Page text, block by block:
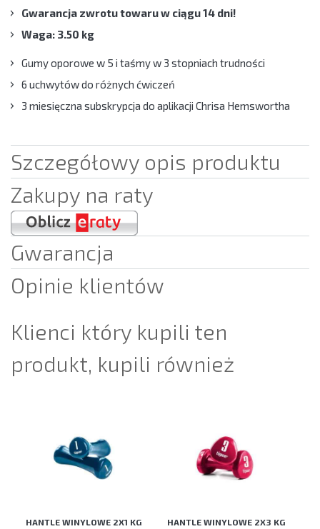
Gwarancja zwrotu towaru w ciągu 14 dni!
Waga: 3.50 kg
Gumy oporowe w 5 i taśmy w 3 stopniach trudności
6 uchwytów do różnych ćwiczeń
3 miesięczna subskrypcja do aplikacji Chrisa Hemswortha
Szczegółowy opis produktu
Zakupy na raty
Gwarancja
Opinie klientów
Klienci który kupili ten
produkt, kupili również
HANTLE WINYLOWE 2X1 KG
HANTLE WINYLOWE 2X3 KG